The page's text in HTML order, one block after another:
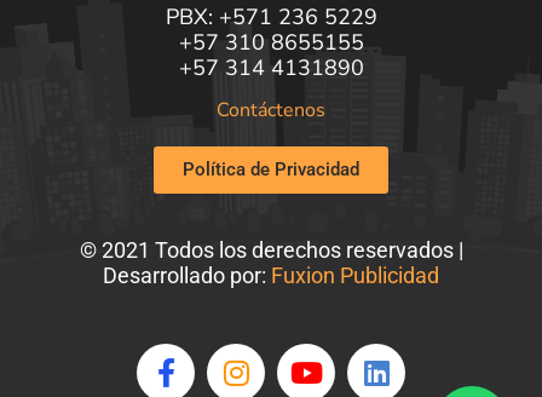
PBX: +571 236 5229
+57 310 8655155
+57 314 4131890
Contáctenos
Política de Privacidad
© 2021 Todos los derechos reservados |
Desarrollado por: Fuxion Publicidad